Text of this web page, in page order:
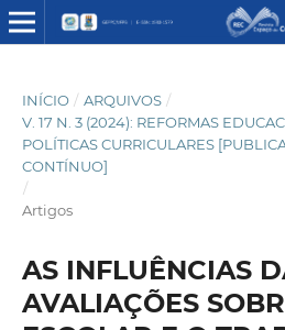
INÍCIO / ARQUIVOS /
V. 17 N. 3 (2024): REFORMAS
POLÍTICAS CURRICULARES
CONTÍNUO]
/
Artigos
AS INFLUÊNCIAS
AVALIAÇÕES